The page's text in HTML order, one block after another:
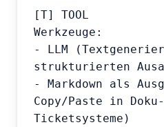
[T] TOOL
Werkzeuge:
- LLM
strukturierten
- Markdown als
Copy/Paste in
Ticketsysteme)